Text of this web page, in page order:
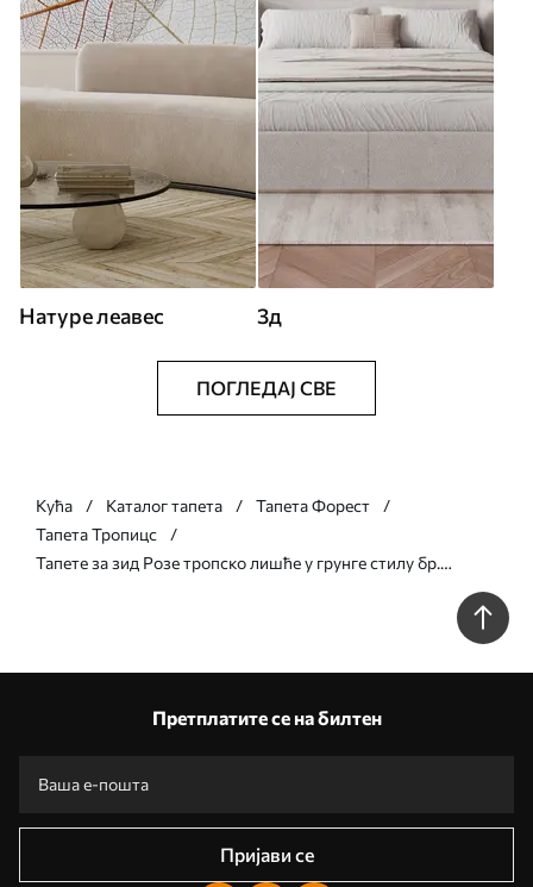
Натуре леавес 3д
ПОГЛЕДАЈ СВЕ
Кућа Каталог тапета
Тапета Форест
Тапета Тропицс
Тапете за зид Розе тропско лишће у грунге стилу бр.
Претплатите се на билтен
Пријави се